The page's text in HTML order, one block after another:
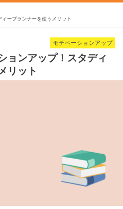
ープランナーを使うメリット
モチベーションアップ
ョンアップ！スタディ
リット